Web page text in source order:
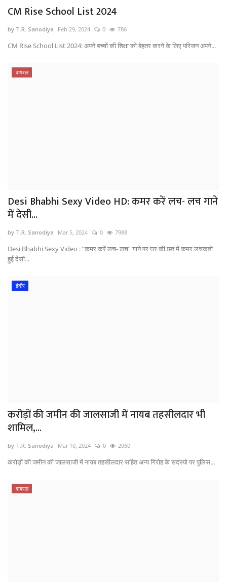
CM Rise School List 2024
by T.R. Sanodiya Feb 29, 2024 0 786
CM Rise School List 2024: अपने बच्चों की शिक्षा को बेहतर करने के लिए परिजन अपने...
वायरल
Desi Bhabhi Sexy Video HD: कमर करें लच- लच गाने
में देसी...
by T.R. Sanodiya Mar 5, 2024 0 7988
Desi Bhabhi Sexy Video : “कमर करें लच- लच” गाने पर घर की छत में कमर लचकती
हुई देसी...
इंदौर
करोड़ों की जमीन की जालसाजी में नायब तहसीलदार भी
शामिल,...
by T.R. Sanodiya Mar 10, 2024 0 2060
करोड़ों की जमीन की जालसाजी में नायब तहसीलदार सहित अन्य गिरोह के सदस्यो पर पुलिस...
वायरल